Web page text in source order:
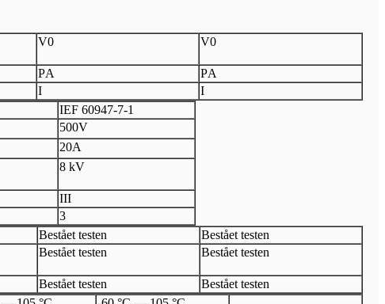
V0 V0
PA PA
I
I
IEF 60947-7-1
500V
20A
8 kV
III
3
Bestået testen
Bestået testen
Bestået testen Bestået testen
Bestået testen
Bestået testen